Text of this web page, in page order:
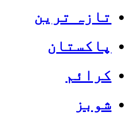
تازہ ترین
پاکستان
کرائم
شوبز